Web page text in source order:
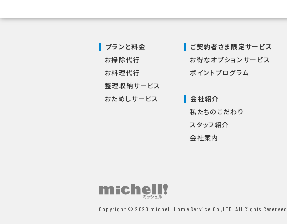
プランと料金
お掃除代行
お料理代行
整理収納サービス
おためしサービス
ご契約者さま限定サービス
お得なオプションサービス
ポイントプログラム
会社紹介
私たちのこだわり
スタッフ紹介
会社案内
Copyright © 2020 michell Home Service Co.,LTD.All Rights Reserved.